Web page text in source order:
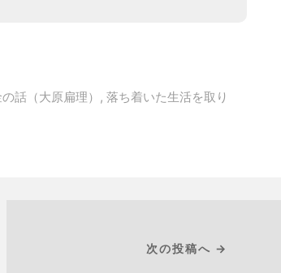
話（大原扁理） , 落ち着いた生活を取り
次の投稿へ →